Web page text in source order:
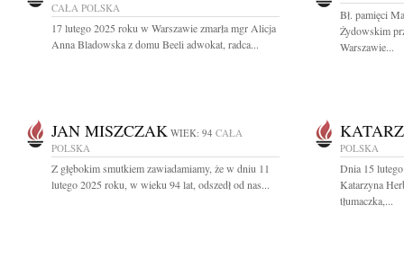
CAŁA POLSKA
17 lutego 2025 roku w Warszawie zmarła mgr Alicja
Anna Bladowska z domu Beeli adwokat, radca...
Bł. pamięci
Żydowskim
Warszawie...
JAN MISZCZAK WIEK: 94 CAŁA
POLSKA
Z głębokim smutkiem zawiadamiamy, że w dniu 11
lutego 2025 roku, w wieku 94 lat, odszedł od nas...
POLSKA
Dnia 15
Katarzyna
tłumaczka,...